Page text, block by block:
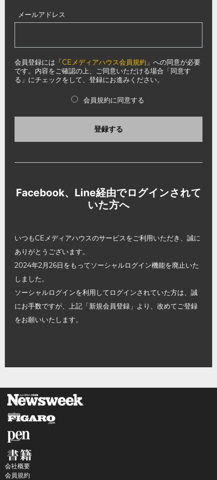
メールアドレス
会員登録には「CEメディアハウス会員規約 」への同意が必要
です。内容をご確認の上、ご同意いただける場合「同意す
る」にチェックをして、登録にお進みください。
会員規約に同意する
登録する
Facebook、Line経由でログインされて
いた方へ
いつもCEメディアハウスのサービスをご利用いただき、誠に
ありがとうございます。
2024年2月26日をもってソーシャルログイン機能を廃止いた
しました。
ソーシャルログインを利用してログインされていた方は、誠
にお手数ですが、上記「新規会員登録」より、改めてご登録
をお願いいたします。
会社概要
会員規約